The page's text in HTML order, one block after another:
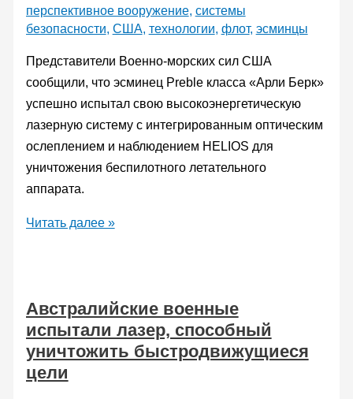
перспективное вооружение, системы
безопасности, США, технологии, флот, эсминцы
Представители Военно-морских сил США
сообщили, что эсминец Preble класса «Арли Берк»
успешно испытал свою высокоэнергетическую
лазерную систему с интегрированным оптическим
ослеплением и наблюдением HELIOS для
уничтожения беспилотного летательного
аппарата.
ВМС
с
помощью
лазера
HELIOS
Читать далее »
Австралийские военные
испытали лазер, способный
уничтожить быстродвижущиеся
цели